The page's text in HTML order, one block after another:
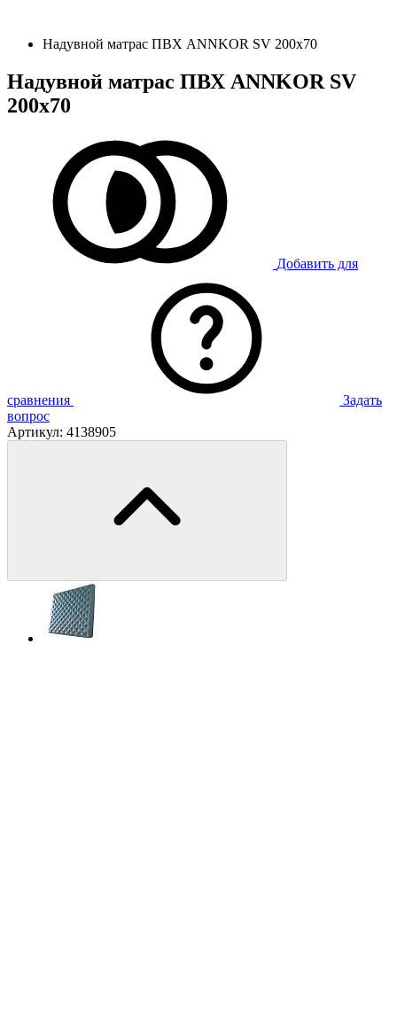
Надувной матрас ПВХ ANNKOR SV 200х70
Надувной матрас ПВХ ANNKOR SV
200х70
Добавить для
сравнения
Задать
вопрос
Артикул: 4138905